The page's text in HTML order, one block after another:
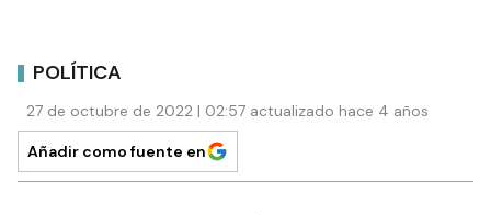
POLÍTICA
27 de octubre de 2022 | 02:57 actualizado hace 4 años
Añadir como fuente en